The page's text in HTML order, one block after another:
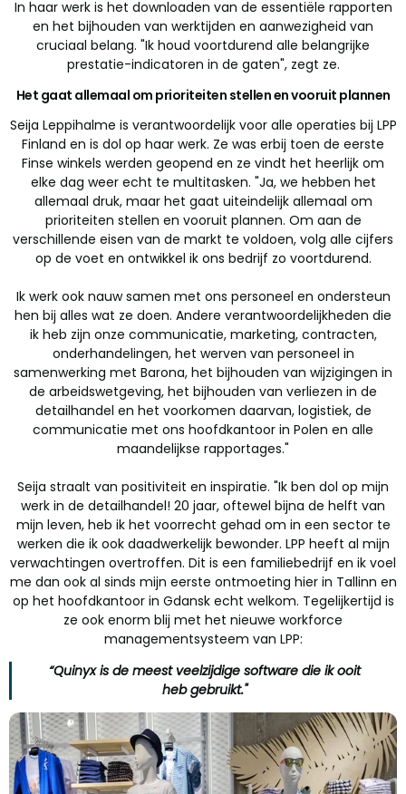
In haar werk is het downloaden van de essentiële rapporten
en het bijhouden van werktijden en aanwezigheid van
cruciaal belang. "Ik houd voortdurend alle belangrijke
prestatie-indicatoren in de gaten", zegt ze.
Het gaat allemaal om prioriteiten stellen en vooruit plannen
Seija Leppihalme is verantwoordelijk voor alle operaties bij LPP
Finland en is dol op haar werk. Ze was erbij toen de eerste
Finse winkels werden geopend en ze vindt het heerlijk om
elke dag weer echt te multitasken. "Ja, we hebben het
allemaal druk, maar het gaat uiteindelijk allemaal om
prioriteiten stellen en vooruit plannen. Om aan de
verschillende eisen van de markt te voldoen, volg alle cijfers
op de voet en ontwikkel ik ons bedrijf zo voortdurend.
Ik werk ook nauw samen met ons personeel en ondersteun
hen bij alles wat ze doen. Andere verantwoordelijkheden die
ik heb zijn onze communicatie, marketing, contracten,
onderhandelingen, het werven van personeel in
samenwerking met Barona, het bijhouden van wijzigingen in
de arbeidswetgeving, het bijhouden van verliezen in de
detailhandel en het voorkomen daarvan, logistiek, de
communicatie met ons hoofdkantoor in Polen en alle
maandelijkse rapportages."
Seija straalt van positiviteit en inspiratie. "Ik ben dol op mijn
werk in de detailhandel! 20 jaar, oftewel bijna de helft van
mijn leven, heb ik het voorrecht gehad om in een sector te
werken die ik ook daadwerkelijk bewonder. LPP heeft al mijn
verwachtingen overtroffen. Dit is een familiebedrijf en ik voel
me dan ook al sinds mijn eerste ontmoeting hier in Tallinn en
op het hoofdkantoor in Gdansk echt welkom. Tegelijkertijd is
ze ook enorm blij met het nieuwe workforce
managementsysteem van LPP:
“Quinyx is de meest veelzijdige software die ik ooit
heb gebruikt."